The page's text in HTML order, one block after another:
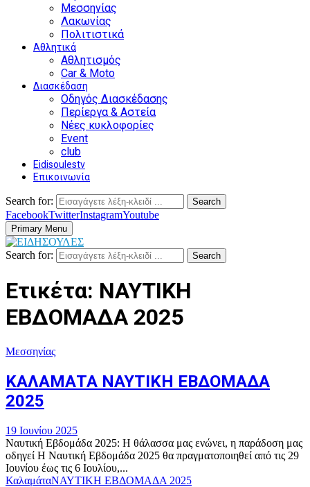
Μεσσηνίας
Λακωνίας
Πολιτιστικά
Αθλητικά
Αθλητισμός
Car & Moto
Διασκέδαση
Οδηγός Διασκέδασης
Περίεργα & Αστεία
Νέες κυκλοφορίες
Event
club
Eidisoulestv
Επικοινωνία
Search for: Search
FacebookTwitterInstagramYoutube
Primary Menu
Search for: Search
Ετικέτα: ΝΑΥΤΙΚΗ
ΕΒΔΟΜΑΔΑ 2025
Μεσσηνίας
ΚΑΛΑΜΑΤΑ ΝΑΥΤΙΚΗ ΕΒΔΟΜΑΔΑ
2025
19 Ιουνίου 2025
Ναυτική Εβδομάδα 2025: Η θάλασσα μας ενώνει, η παράδοση μας
οδηγεί Η Ναυτική Εβδομάδα 2025 θα πραγματοποιηθεί από τις 29
Ιουνίου έως τις 6 Ιουλίου,...
ΚαλαμάταΝΑΥΤΙΚΗ ΕΒΔΟΜΑΔΑ 2025